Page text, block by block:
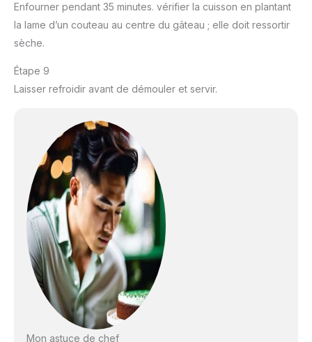
Enfourner pendant 35 minutes. vérifier la cuisson en plantant
la lame d’un couteau au centre du gâteau ; elle doit ressortir
sèche.
Étape 9
Laisser refroidir avant de démouler et servir.
Mon astuce de chef